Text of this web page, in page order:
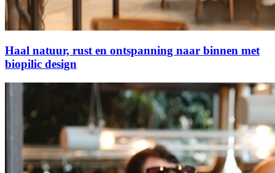
Haal natuur, rust en ontspanning naar binnen met
biopilic design